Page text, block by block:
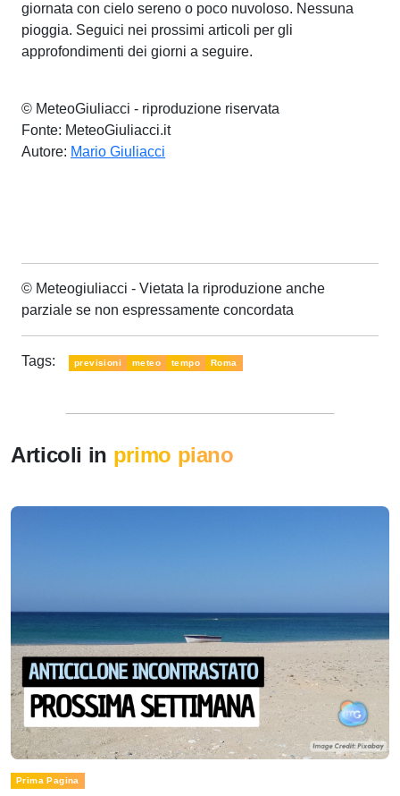
giornata con cielo sereno o poco nuvoloso. Nessuna
pioggia. Seguici nei prossimi articoli per gli
approfondimenti dei giorni a seguire.
© MeteoGiuliacci - riproduzione riservata
Fonte: MeteoGiuliacci.it
Autore: Mario Giuliacci
© Meteogiuliacci - Vietata la riproduzione anche
parziale se non espressamente concordata
Tags: previsioni meteo tempo Roma
Articoli in primo piano
Prima Pagina